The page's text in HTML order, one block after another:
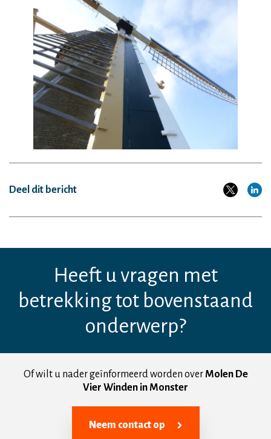
Deel dit bericht
Heeft u vragen met
betrekking tot bovenstaand
onderwerp?
Of wilt u nader geïnformeerd worden overMolen De
Vier Winden in Monster
Neem contact op